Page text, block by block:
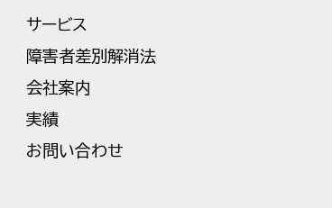
サービス
障害者差別解消法
会社案内
実績
お問い合わせ